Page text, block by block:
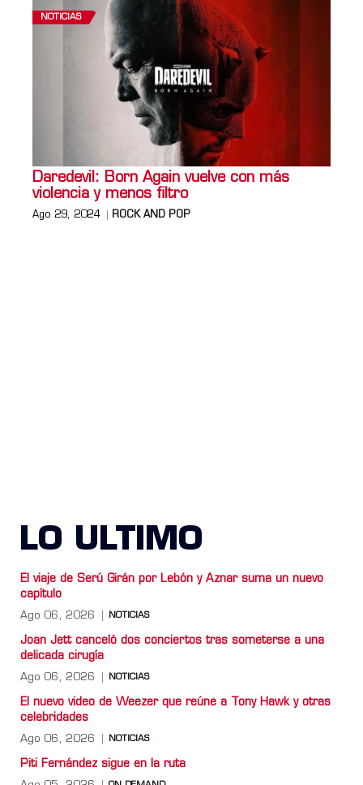
NOTICIAS
Daredevil: Born Again vuelve con más
violencia y menos filtro
Ago 29, 2024 ROCK AND POP
LO ULTIMO
El viaje de Serú Girán por Lebón y Aznar suma un nuevo
capítulo
Ago 06, 2026 NOTICIAS
Joan Jett canceló dos conciertos tras someterse a una
delicada cirugía
Ago 06, 2026 NOTICIAS
El nuevo video de Weezer que reúne a Tony Hawk y otras
celebridades
Ago 06, 2026 NOTICIAS
Piti Fernández sigue en la ruta